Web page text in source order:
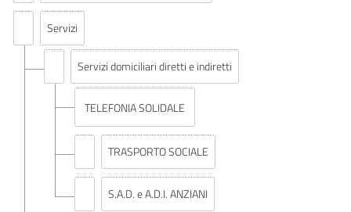
Servizi
Servizi domiciliari diretti e indiretti
TELEFONIA SOLIDALE
TRASPORTO SOCIALE
S.A.D. e A.D.I. ANZIANI